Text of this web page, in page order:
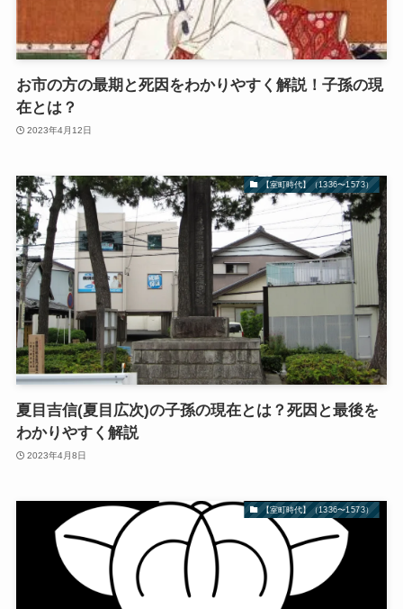
お市の方の最期と死因をわかりやすく解説！子孫の現
在とは？
2023年4月12日
【室町時代】（1336〜1573）
夏目吉信(夏目広次)の子孫の現在とは？死因と最後を
わかりやすく解説
2023年4月8日
【室町時代】（1336〜1573）